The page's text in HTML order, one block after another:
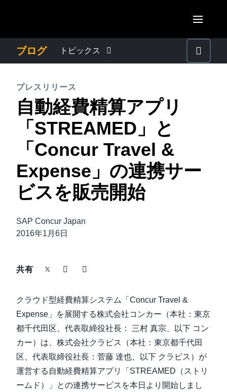
AMERICAS
Canada (Français)
México (Español)
Brasil (Português)
United Kingdom (English)
France (Français)
Deutschland (Deutsch)
Italia (Italiano)
Nederlands (English)
Norway (English)
ASIA PACIFIC
Australia (English)
India (English)
日本（日本語)
Singapore (English)
ブログ トピックス
プレスリリース
電子帳簿保存法・インボイス制度
経理・総務の豆知識
出張・経費管理トレンド
中堅・中小企業
サステナビリティ
働きかた改革
自治体・公共機関・教育機関等
プレスリリース
自動経費精算アプリ
「STREAMED」と
「Concur Travel &
Expense」の連携サー
ビスを販売開始
SAP Concur Japan
2016年1月6日
共有
クラウド型経費精算システム「Concur Travel &
Expense」を展開する株式会社コンカー（本社：東京
都千代田区、代表取締役社長： 三村 真宗、以下 コン
カー）は、株式会社クラビス（本社：東京都千代田
区、代表取締役社長：菅藤 達也、以下 クラビス）が
運営する自動経費精算アプリ「STREAMED（ストリ
ームド）」との連携サービスを本日より開始しまし